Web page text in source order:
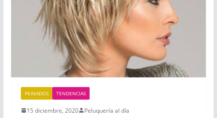
PEINADOS TENDENCIAS
15 diciembre, 2020 Peluquería al día